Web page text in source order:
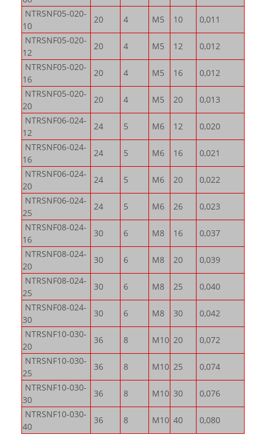
NTRSNF05-020-
10
20 4 M5 10
0,011
NTRSNF05-020-
12
20 4 M5 12
0,012
NTRSNF05-020-
16
20 4 M5 16
0,012
NTRSNF05-020-
20
20 4 M5 20
0,013
NTRSNF06-024-
12
24 5 M6 12
0,020
NTRSNF06-024-
16
24 5 M6 16
0,021
NTRSNF06-024-
20
24 5 M6 20
0,022
NTRSNF06-024-
25
24 5 M6 26
0,023
NTRSNF08-024-
16
30 6 M8 16
0,037
NTRSNF08-024-
20
30 6 M8 20
0,039
NTRSNF08-024-
25
30 6 M8 25
0,040
NTRSNF08-024-
30
30 6 M8 30
0,042
NTRSNF10-030-
20
36 8 M10 20
0,072
NTRSNF10-030-
25
36 8 M10 25
0,074
NTRSNF10-030-
30
36 8 M10 30
0,076
NTRSNF10-030-
40
36 8 M10 40 0,080